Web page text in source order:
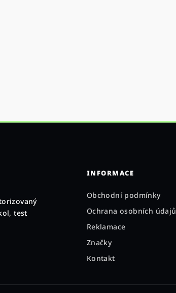
test
INFORMACE
Obchodní podmínky
Ochrana osobních údajů
Reklamace
Značky
Kontakt